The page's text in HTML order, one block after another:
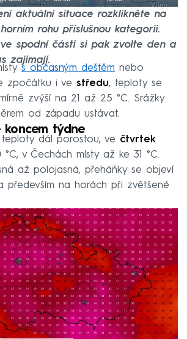
aktuální situace rozklikněte na
rohu příslušnou kategorii.
spodní části si pak zvolte den a
zajímají.
s občasným deštěm nebo
zpočátku i ve středu, teploty se
zvýší na 21 až 25 °C. Srážky
od západu ustávat.
koncem týdne
dál porostou, ve čtvrtek
v Čechách místy až ke 31 °C.
až polojasná, přeháňky se objeví
především na horách při zvětšené